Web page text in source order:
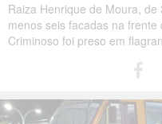
Raiza Henrique de Moura,
menos seis facadas na
Criminoso foi preso em